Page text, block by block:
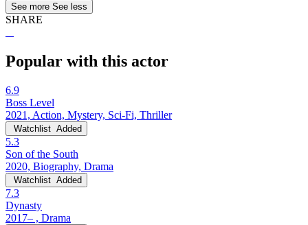
See more See less
SHARE
Popular with this actor
6.9
Boss Level
2021, Action, Mystery, Sci-Fi, Thriller
Watchlist Added
5.3
Son of the South
2020, Biography, Drama
Watchlist Added
7.3
Dynasty
2017– , Drama